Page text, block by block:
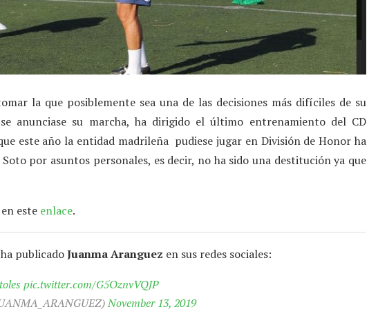
la que posiblemente sea una de las decisiones más difíciles de su
anunciase su marcha, ha dirigido el último entrenamiento del CD
este año la entidad madrileña pudiese jugar en División de Honor ha
por asuntos personales, es decir, no ha sido una destitución ya que
este enlace.
publicadoJuanma Aranguez en sus redes sociales:
pic.twitter.com/G5OznvVQJP
November 13, 2019